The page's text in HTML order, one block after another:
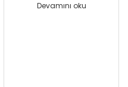
Devamını oku